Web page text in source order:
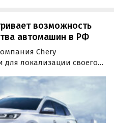
возможность
автомашин в РФ
Chery
для локализации своего
завода, так и